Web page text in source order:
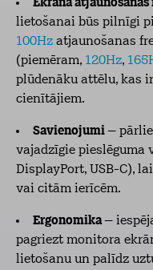
Ekrāna
lietošanai būs pilnīgi
100Hz atjaunošanas
(piemēram, 120Hz,
plūdenāku attēlu, kas
cienītājiem.
Savienojumi–
vajadzīgie pieslēguma
DisplayPort, USB-C),
vai citām ierīcēm.
Ergonomika–
pagriezt monitora
lietošanu un palīdz